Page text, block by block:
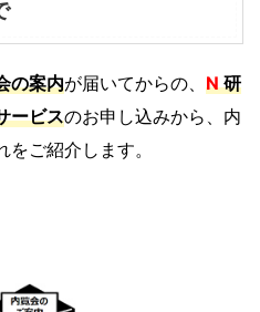
の案内が届いてからの、 N研
ービスのお申し込みから、内
ご紹介します。